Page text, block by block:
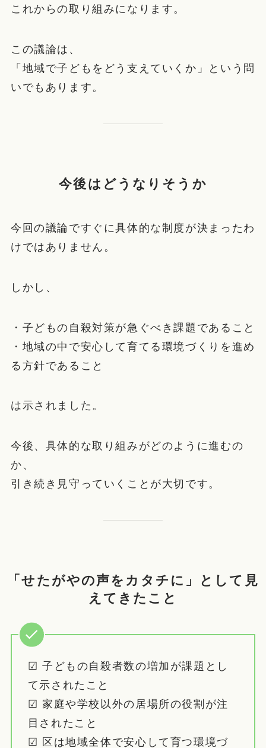
これからの取り組みになります。
この議論は、
「地域で子どもをどう支えていくか」という問
いでもあります。
今後はどうなりそうか
今回の議論ですぐに具体的な制度が決まったわ
けではありません。
しかし、
・子どもの自殺対策が急ぐべき課題であること
・地域の中で安心して育てる環境づくりを進め
る方針であること
は示されました。
今後、具体的な取り組みがどのように進むの
か、
引き続き見守っていくことが大切です。
「せたがやの声をカタチに」として見
えてきたこと
☑ 子どもの自殺者数の増加が課題とし
て示されたこと
☑ 家庭や学校以外の居場所の役割が注
目されたこと
☑ 区は地域全体で安心して育つ環境づ